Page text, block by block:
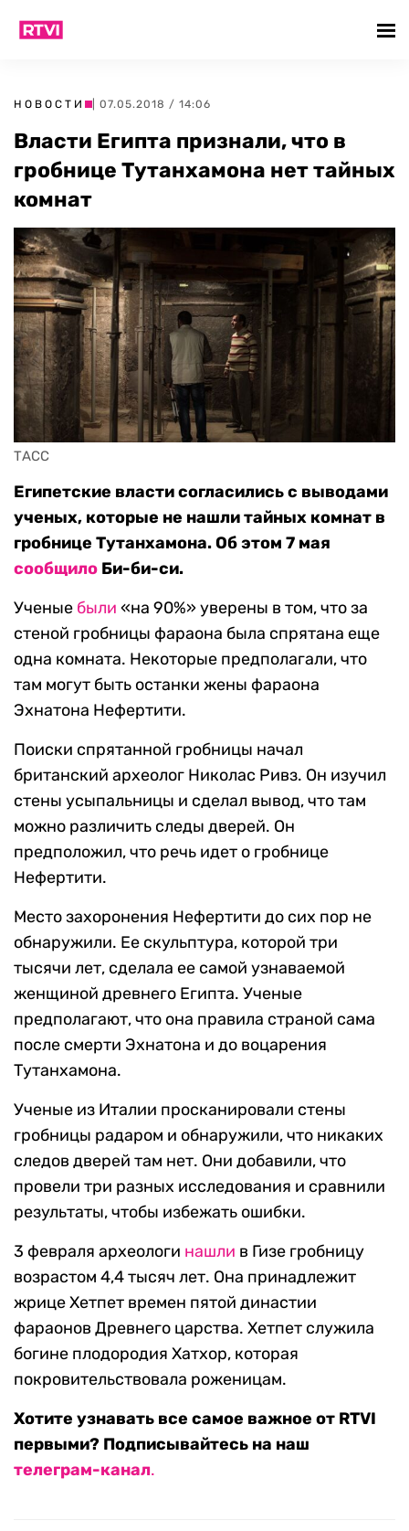
НОВОСТИ | 07.05.2018 / 14:06
Власти Египта признали, что в
гробнице Тутанхамона нет тайных
комнат
ТАСС
Египетские власти согласились с выводами
ученых, которые не нашли тайных комнат в
гробнице Тутанхамона. Об этом 7 мая
сообщило Би-би-си.
Ученые были «на 90%» уверены в том, что за
стеной гробницы фараона была спрятана еще
одна комната. Некоторые предполагали, что
там могут быть останки жены фараона
Эхнатона Нефертити.
Поиски спрятанной гробницы начал
британский археолог Николас Ривз. Он изучил
стены усыпальницы и сделал вывод, что там
можно различить следы дверей. Он
предположил, что речь идет о гробнице
Нефертити.
Место захоронения Нефертити до сих пор не
обнаружили. Ее скульптура, которой три
тысячи лет, сделала ее самой узнаваемой
женщиной древнего Египта. Ученые
предполагают, что она правила страной сама
после смерти Эхнатона и до воцарения
Тутанхамона.
Ученые из Италии просканировали стены
гробницы радаром и обнаружили, что никаких
следов дверей там нет. Они добавили, что
провели три разных исследования и сравнили
результаты, чтобы избежать ошибки.
3 февраля археологи нашли в Гизе гробницу
возрастом 4,4 тысяч лет. Она принадлежит
жрице Хетпет времен пятой династии
фараонов Древнего царства. Хетпет служила
богине плодородия Хатхор, которая
покровительствовала роженицам.
Хотите узнавать все самое важное от RTVI
первыми? Подписывайтесь на наш
телеграм-канал.